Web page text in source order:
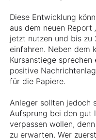
Diese Entwicklung
aus dem neuen Report
jetzt nutzen und bis zu
einfahren. Neben dem
Kursanstiege
positive
für die Papiere.
Anleger sollten jedoch
Aufsprung bei den gut
verpassen wollen,
zu erwarten. Wer